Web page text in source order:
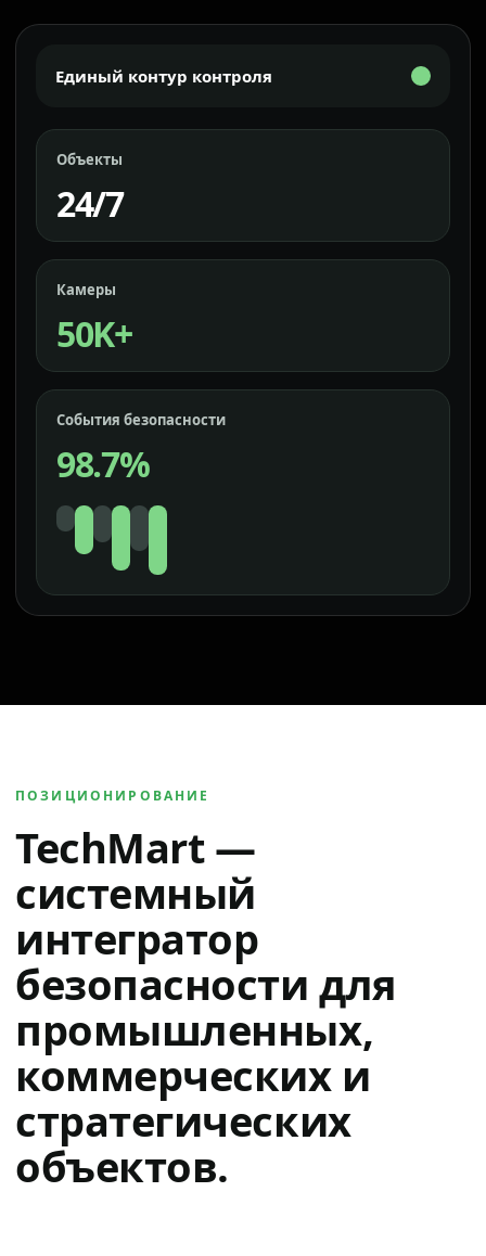
Единый контур контроля
Объекты
24/7
Камеры
50K+
События безопасности
98.7%
ПОЗИЦИОНИРОВАНИЕ
TechMart —
системный
интегратор
безопасности для
промышленных,
коммерческих и
стратегических
объектов.